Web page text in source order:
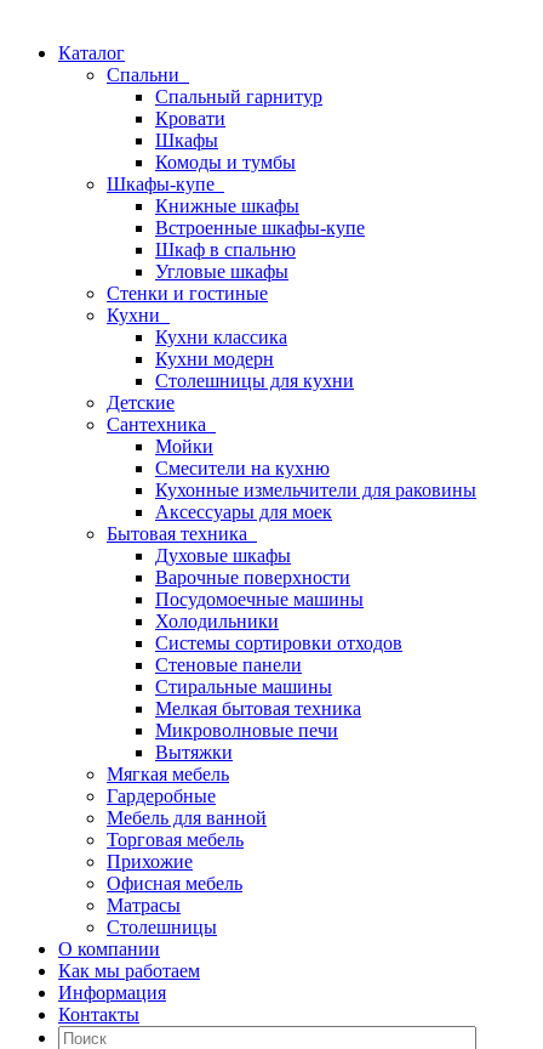
Каталог
Спальни
Спальный гарнитур
Кровати
Шкафы
Комоды и тумбы
Шкафы-купе
Книжные шкафы
Встроенные шкафы-купе
Шкаф в спальню
Угловые шкафы
Стенки и гостиные
Кухни
Кухни классика
Кухни модерн
Столешницы для кухни
Детские
Сантехника
Мойки
Смесители на кухню
Кухонные измельчители для раковины
Аксессуары для моек
Бытовая техника
Духовые шкафы
Варочные поверхности
Посудомоечные машины
Холодильники
Системы сортировки отходов
Стеновые панели
Стиральные машины
Мелкая бытовая техника
Микроволновые печи
Вытяжки
Мягкая мебель
Гардеробные
Мебель для ванной
Торговая мебель
Прихожие
Офисная мебель
Матрасы
Столешницы
О компании
Как мы работаем
Информация
Контакты